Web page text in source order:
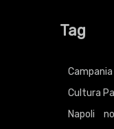
Tag
Campania
Cultura
Napoli